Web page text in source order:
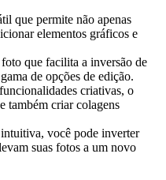
‌que permite ⁤não ⁤apenas
⁢elementos gráficos‍ e
que facilita a inversão de‍
de opções de edição.
criativas, o
também ‍criar ‌colagens
você pode inverter
suas fotos‍ a um novo